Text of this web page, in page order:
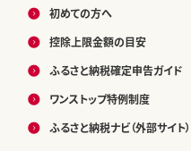
初めての方へ
控除上限金額の目安
ふるさと納税確定申告ガイド
ワンストップ特例制度
ふるさと納税ナビ（外部サイト）